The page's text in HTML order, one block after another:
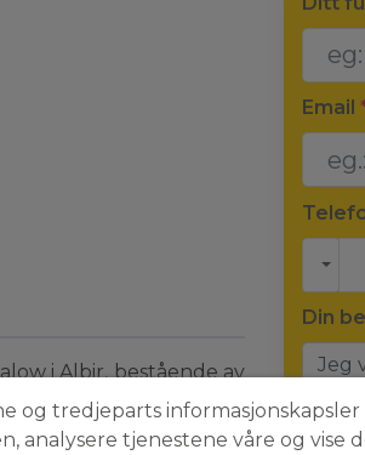
i Albir, bestående av
bad med badekar, et
utendørs.
Email
Din
og tredjeparts informasjonskapsler
analysere tjenestene våre og vise